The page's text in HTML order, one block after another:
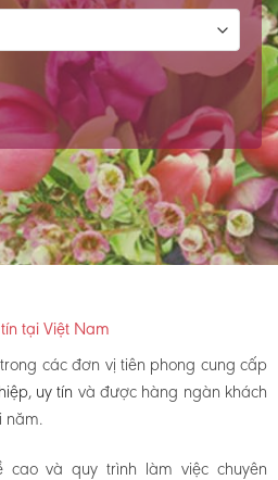
tại Việt Nam
các đơn vị tiên phong cung cấp
uy tín và được hàng ngàn khách
năm.
và quy trình làm việc chuyên